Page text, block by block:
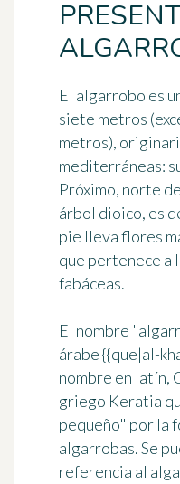
El algarrobo es
siete metros
metros),
mediterráneas:
Próximo, norte
árbol dioico, es
pie lleva flores
que pertenece a
fabáceas.
El nombre
árabe {{que|al-
nombre en latín,
griego Keratia
pequeño" por la
algarrobas. Se
referencia al